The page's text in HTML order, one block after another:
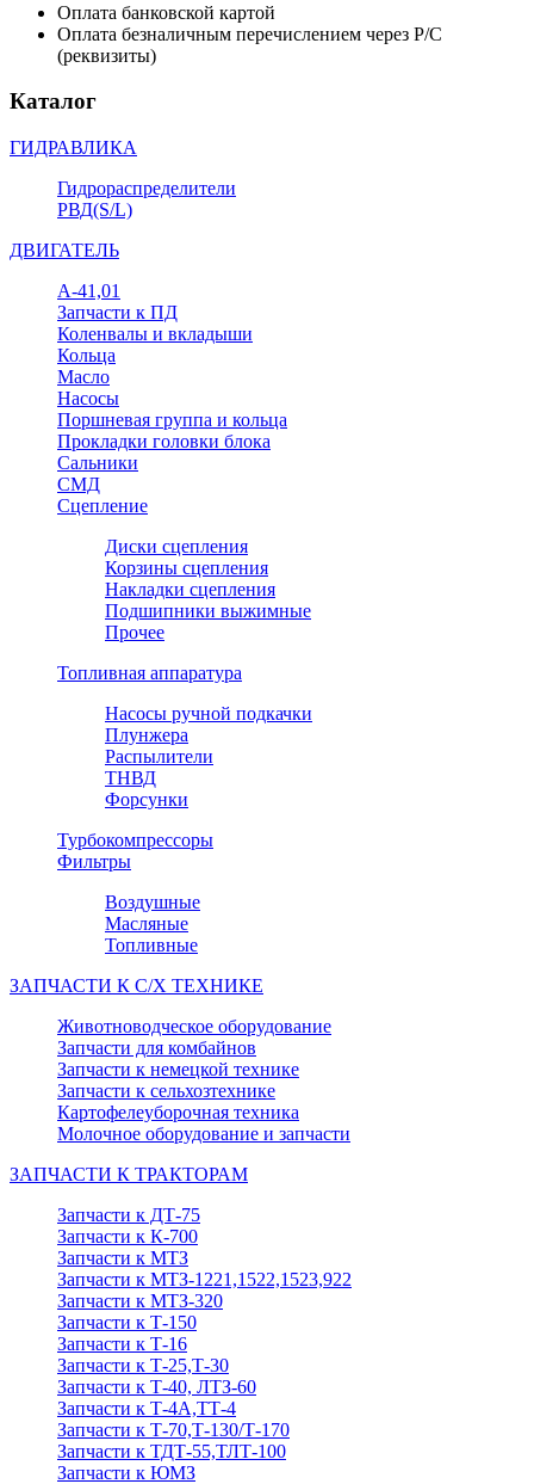
Оплата банковской картой
Оплата безналичным перечислением через Р/С
(реквизиты)
Каталог
ГИДРАВЛИКА
Гидрораспределители
РВД(S/L)
ДВИГАТЕЛЬ
А-41,01
Запчасти к ПД
Коленвалы и вкладыши
Кольца
Масло
Насосы
Поршневая группа и кольца
Прокладки головки блока
Сальники
СМД
Сцепление
Диски сцепления
Корзины сцепления
Накладки сцепления
Подшипники выжимные
Прочее
Топливная аппаратура
Насосы ручной подкачки
Плунжера
Распылители
ТНВД
Форсунки
Турбокомпрессоры
Фильтры
Воздушные
Масляные
Топливные
ЗАПЧАСТИ К С/Х ТЕХНИКЕ
Животноводческое оборудование
Запчасти для комбайнов
Запчасти к немецкой технике
Запчасти к сельхозтехнике
Картофелеуборочная техника
Молочное оборудование и запчасти
ЗАПЧАСТИ К ТРАКТОРАМ
Запчасти к ДТ-75
Запчасти к К-700
Запчасти к МТЗ
Запчасти к МТЗ-1221,1522,1523,922
Запчасти к МТЗ-320
Запчасти к Т-150
Запчасти к Т-16
Запчасти к Т-25,Т-30
Запчасти к Т-40, ЛТЗ-60
Запчасти к Т-4А,ТТ-4
Запчасти к Т-70,Т-130/Т-170
Запчасти к ТДТ-55,ТЛТ-100
Запчасти к ЮМЗ